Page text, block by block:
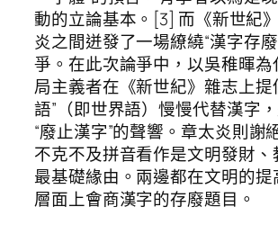
動的立論基本。[3] 而《新世紀
炎之間迸發了一場繚繞“漢字存
爭。在此次論爭中，以吳稚暉為
局主義者在《新世紀》雜志上提
語”（即世界語）慢慢代替漢字
“廢止漢字”的聲響。章太炎則謝
不克不及拼音看作是文明發財、
最基礎緣由。兩邊都在文明的提
層面上會商漢字的存廢題目。